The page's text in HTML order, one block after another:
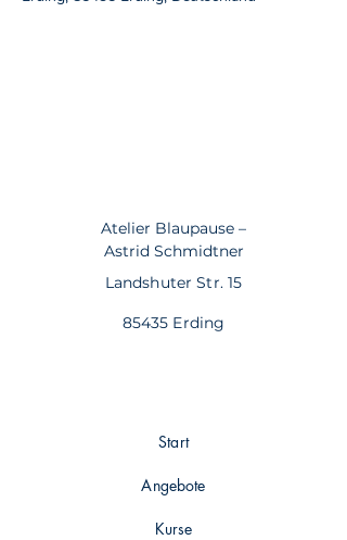
Atelier Blaupause –
Astrid Schmidtner
Landshuter Str. 15
85435 Erding
Start
Angebote
Kurse